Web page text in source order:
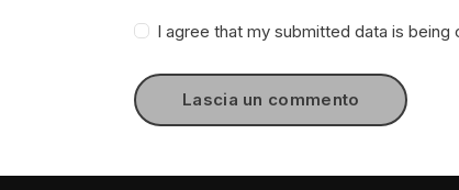
I agree that my submitted data is